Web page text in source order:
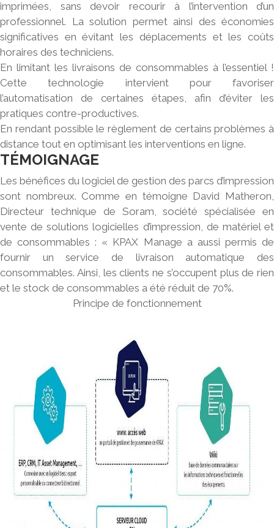
imprimées, sans devoir recourir à l’intervention d’un
professionnel. La solution permet ainsi des économies
significatives en évitant les déplacements et les coûts
horaires des techniciens.
En limitant les livraisons de consommables à l’essentiel !
Cette technologie intervient pour favoriser
l’automatisation de certaines étapes, afin d’éviter les
pratiques contre-productives.
En rendant possible le règlement de certains problèmes à
distance tout en optimisant les interventions en ligne.
TÉMOIGNAGE
Les bénéfices du logiciel de gestion des parcs d’impression
sont nombreux. Comme en témoigne David Matheron,
Directeur technique de Soram, société spécialisée en
vente de solutions logicielles d’impression, de matériel et
de consommables : « KPAX Manage a aussi permis de
fournir un service de livraison automatique des
consommables. Ainsi, les clients ne s’occupent plus de rien
et le stock de consommables a été réduit de 70%.
Principe de fonctionnement